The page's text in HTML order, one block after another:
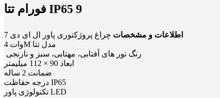
فورام تتا IP65 9
اطلاعات و مشخصات
چراغ پروژکتوری پاور ال ای دی 7
وات 4M مدل تتا
رنگ نور های آفتابی، مهتابی، سبز و نارنجی
ابعاد 90 × 112 میلیمتر
ضمانت 2 ساله
درجه حفاظت IP65
تکنولوژی پاور LED